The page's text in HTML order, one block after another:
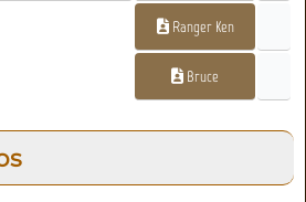
Ranger Ken
Bruce